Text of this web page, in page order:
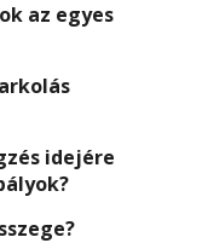
az egyes
idejére